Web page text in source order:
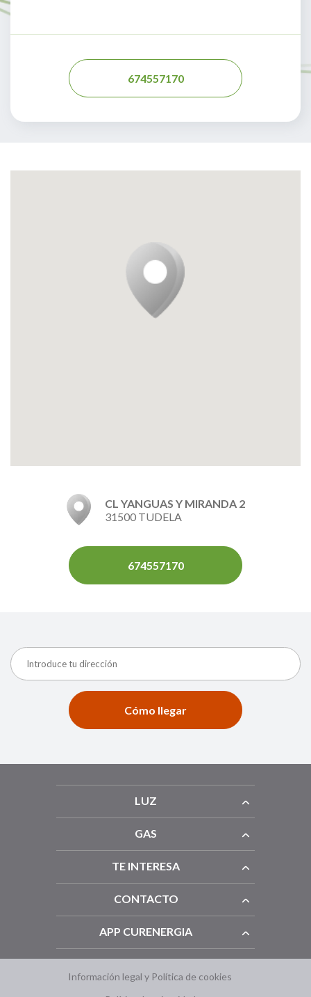
674557170
CL YANGUAS Y MIRANDA 2
31500 TUDELA
674557170
Cómo llegar
LUZ
GAS
TE INTERESA
CONTACTO
APP CURENERGIA
Información legal y Política de cookies